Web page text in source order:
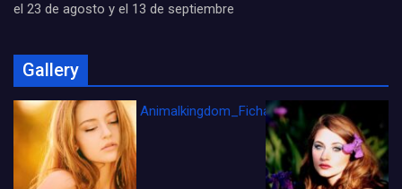
el 23 de agosto y el 13 de septiembre
Gallery
Animalkingdom_FichaCine